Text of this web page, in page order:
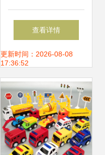
现实风车矢量插图
鉴赏
查看详情
更新时间：2026-08-08
17:36:52